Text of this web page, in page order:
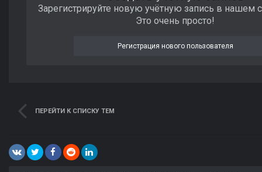
Зарегистрируйте новую учётную запись в нашем
Это очень просто!
Регистрация нового пользователя
ПЕРЕЙТИ К СПИСКУ ТЕМ